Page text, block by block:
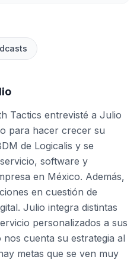
Tactics entrevisté a Julio
para hacer crecer su
de Logicalis y se
software y
en México. Además,
en cuestión de
Julio integra distintas
personalizados a sus
cuenta su estrategia al
metas que se ven muy